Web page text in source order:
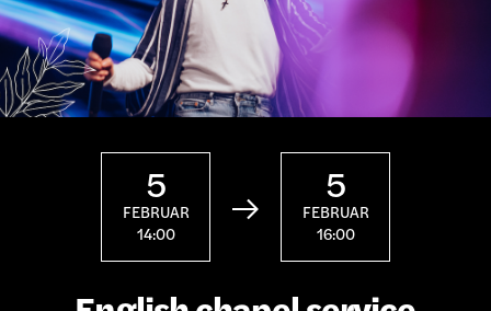
5
FEBRUAR
14:00

5
FEBRUAR
16:00